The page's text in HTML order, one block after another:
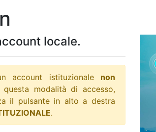
locale.
account istituzionale non
questa modalità di accesso,
il pulsante in alto a destra
.